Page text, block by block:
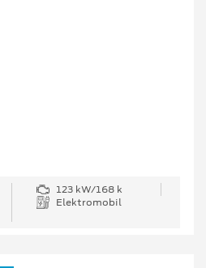
123 kW/168 k
Elektromobil